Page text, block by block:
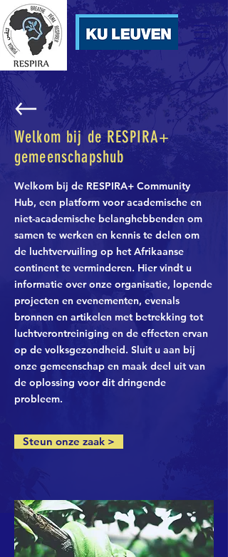
Welkom bij de RESPIRA+
gemeenschapshub
Welkom bij de RESPIRA+ Community
Hub, een platform voor academische en
niet-academische belanghebbenden om
samen te werken en kennis te delen om
de luchtvervuiling op het Afrikaanse
continent te verminderen. Hier vindt u
informatie over onze organisatie, lopende
projecten en evenementen, evenals
bronnen en artikelen met betrekking tot
luchtverontreiniging en de effecten ervan
op de volksgezondheid. Sluit u aan bij
onze gemeenschap en maak deel uit van
de oplossing voor dit dringende
probleem.
Steun onze zaak >